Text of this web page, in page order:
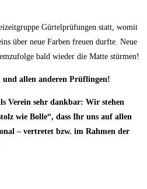
Gürtelprüfungen statt, womit
über neue Farben freuen durfte. Neue
bald wieder die Matte stürmen!
allen anderen Prüflingen!
Verein sehr dankbar: Wir stehen
wie Bolle“, dass Ihr uns auf allen
– vertretet bzw. im Rahmen der